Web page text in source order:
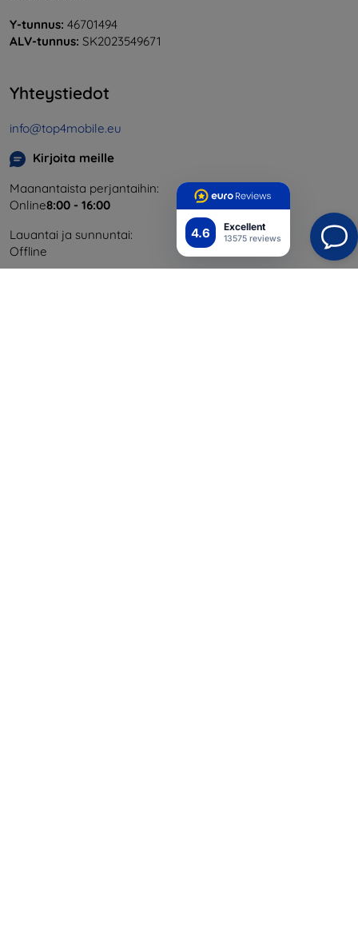
4.6 Excellent
13575 reviews
Y-tunnus: 46701494
ALV-tunnus: SK2023549671
Yhteystiedot
info@top4mobile.eu
Kirjoita meille
Maanantaista perjantaihin:
Online8:00 - 16:00
Lauantai ja sunnuntai:
Offline